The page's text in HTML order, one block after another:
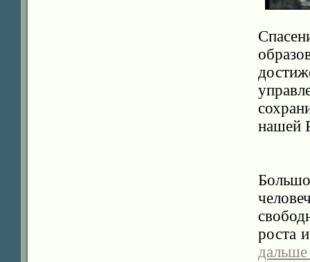
нашей
роста